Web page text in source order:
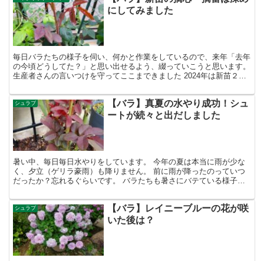
にしてみました
毎日バラたちの様子を伺い、何かと作業をしているので、来年「去年
の今頃どうしてた？」と思い出せるよう、綴っていこうと思います。
生産者さんの言いつけを守ってここまできました 2024年は新苗２鉢
シュラブ
【バラ】真夏の水やり成功！シュ
ートが続々と出だしました
暑い中、毎日毎日水やりをしています。 今年の夏は本当に雨が少な
く、夕立（ゲリラ豪雨）も降りません。 前に雨が降ったのっていつ
だったか？忘れるぐらいです。 バラたちも暑さにバテている様子で
シュラブ
【バラ】レイニーブルーの花が咲
いた後は？